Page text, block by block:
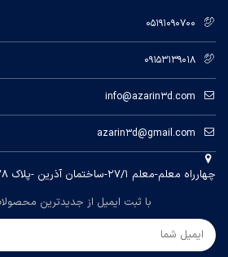
05191090700
09153139018
info@azarin3d.com
azarin3d@gmail.com
چهارراه معلم-معلم ۲۷/۱-ساختمان آذرین -پلاک ۲۷۸- طبقه سوم-واحد ۴
با ثبت ایمیل از جدیدترین